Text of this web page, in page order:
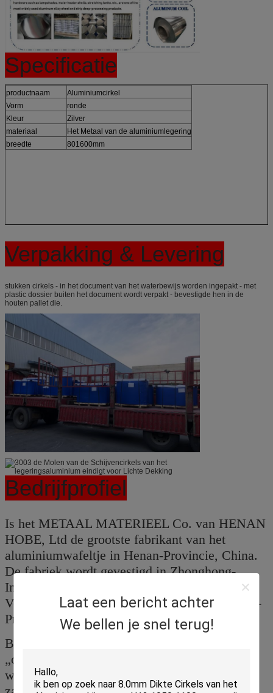
Laat een bericht achter
We bellen je snel terug!
Specificatie
productnaam
Aluminiumcirkel
Vorm
ronde
Kleur
Zilver
materiaal
Het Metaal van de aluminiumlegering
breedte
801600mm
Verpakking & Levering
stukken cirkels - in het document van het waterbewijs worden ingepakt - met
plastic dossier buiten het document wordt verpakt - bevestigde hen in de
houten pallet die.
Bedrijfprofiel
Is het METAAL MATERIEEL Co. van HENAN
HOBE, Ltd de grootste fabrikant van het
aluminiumwafeltje in Henan-Provincie, China.
De fabriek wordt gevestigd in Zhonghong-
Industrieterrein, Huiguo-Stad Industrieel het
Verzamelen zich District, Gongyi-Stad, Henan-
Provincie.
Bedrijfpersoneel aan transporteren de
„onafhankelijkheid, het harde werk, het harde
werk, de eerste om uit te blinken, Algemene